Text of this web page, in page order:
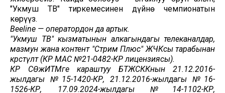
"Укмуш ТВ" тиркемесинен дүйнө чемпионатын
көрүңүз.
Beeline — оператордон да артык.
"Укмуш ТВ" кызматынын алкагындагы телеканалдар,
мазмун жана контент "Стрим Плюс" ЖЧКсы тарабынан
көрсөтүлөт (КР МАС №21-0482-КР лицензиясы).
КР СӨжИТМге караштуу БТЖСККнын 21.12.2016-
жылдагы №15-1420-КР, 21.12.2016-жылдагы №16-
1526-КР, 17.09.2024-жылдагы №14-1102-КР,